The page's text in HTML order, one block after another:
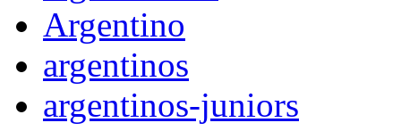
Argentino
argentinos
argentinos-juniors